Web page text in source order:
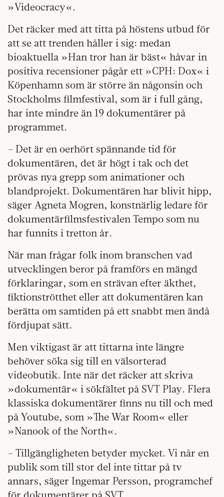
»Videocracy«.
Det räcker med att titta på höstens utbud för
att se att trenden håller i sig: medan
bioaktuella »Han tror han är bäst« håvar in
positiva recensioner pågår ett »CPH: Dox« i
Köpenhamn som är större än någonsin och
Stockholms filmfestival, som är i full gång,
har inte mindre än 19 dokumentärer på
programmet.
– Det är en oerhört spännande tid för
dokumentären, det är högt i tak och det
prövas nya grepp som animationer och
blandprojekt. Dokumentären har blivit hipp,
säger Agneta Mogren, konstnärlig ledare för
dokumentärfilmsfestivalen Tempo som nu
har funnits i tretton år.
När man frågar folk inom branschen vad
utvecklingen beror på framförs en mängd
förklaringar, som en strävan efter äkthet,
fiktionströtthet eller att dokumentären kan
berätta om samtiden på ett snabbt men ändå
fördjupat sätt.
Men viktigast är att tittarna inte längre
behöver söka sig till en välsorterad
videobutik. Inte när det räcker att skriva
»dokumentär« i sökfältet på SVT Play. Flera
klassiska dokumentärer finns nu till och med
på Youtube, som »The War Room« eller
»Nanook of the North«.
– Tillgängligheten betyder mycket. Vi når en
publik som till stor del inte tittar på tv
annars, säger Ingemar Persson, programchef